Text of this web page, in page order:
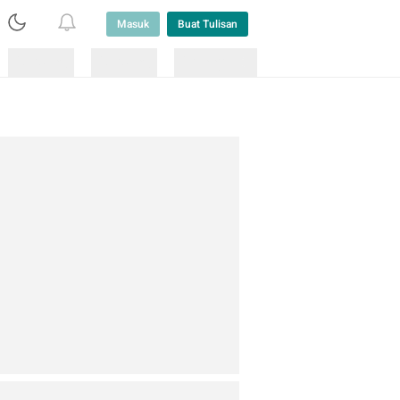
Masuk Buat Tulisan